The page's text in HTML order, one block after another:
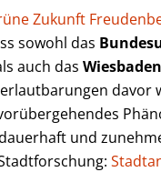
Zukunft
sowohl das
auch das
davor
und